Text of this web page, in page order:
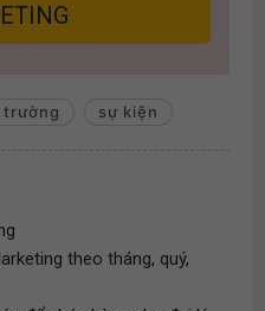
sự kiện
theo tháng, quý,